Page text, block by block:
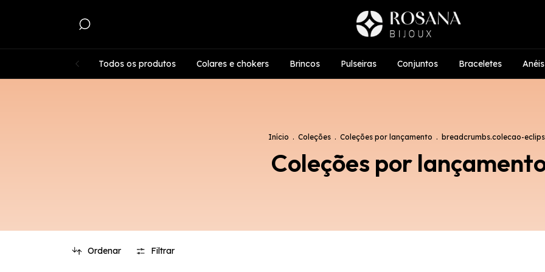
Todos os produtos Colares e chokers Brincos Pulseiras Conjuntos Braceletes Anéis
Início . Coleções . Coleções por lançamento . breadcrumbs.colecao-
Coleções por
Ordenar Filtrar